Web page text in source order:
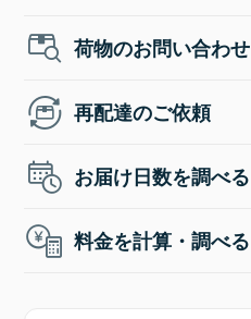
荷物のお問い合わせ
再配達のご依頼
お届け日数を調べる
料金を計算・調べる